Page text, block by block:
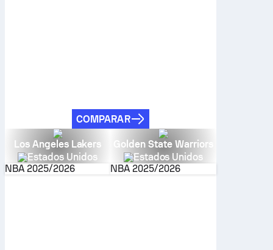
COMPARAR
Los Angeles Lakers
Estados Unidos
NBA 2025/2026
Golden State Warriors
Estados Unidos
NBA 2025/2026